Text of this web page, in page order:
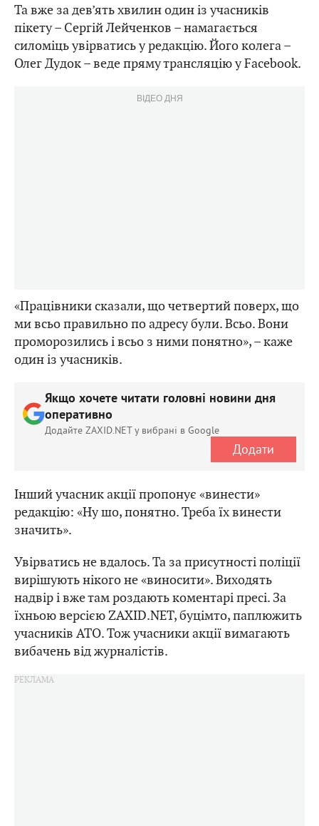
Та вже за дев’ять хвилин один із учасників
пікету – Сергій Лейченков – намагається
силоміць увірватись у редакцію. Його колега –
Олег Дудок – веде пряму трансляцію у Facebook.
ВІДЕО ДНЯ
«Працівники сказали, що четвертий поверх, що
ми всьо правильно по адресу були. Всьо. Вони
проморозились і всьо з ними понятно», – каже
один із учасників.
Якщо хочете читати головні новини дня
оперативно
Додайте ZAXID.NET у вибрані в Google
Додати
Інший учасник акції пропонує «винести»
редакцію: «Ну шо, понятно. Треба їх винести
значить».
Увірватись не вдалось. Та за присутності поліції
вирішують нікого не «виносити». Виходять
надвір і вже там роздають коментарі пресі. За
їхньою версією ZAXID.NET, буцімто, паплюжить
учасників АТО. Тож учасники акції вимагають
вибачень від журналістів.